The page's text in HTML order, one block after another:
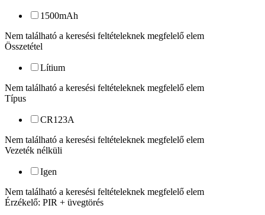
1500mAh
Nem található a keresési feltételeknek megfelelő elem
Összetétel
Lítium
Nem található a keresési feltételeknek megfelelő elem
Típus
CR123A
Nem található a keresési feltételeknek megfelelő elem
Vezeték nélküli
Igen
Nem található a keresési feltételeknek megfelelő elem
Érzékelő: PIR + üvegtörés